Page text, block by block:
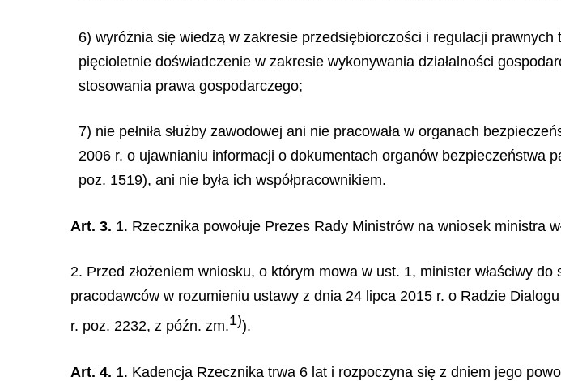
6) wyróżnia się wiedzą w zakresie przedsiębiorczości i regulacji
pięcioletnie doświadczenie w zakresie wykonywania działalności
stosowania prawa gospodarczego;
7) nie pełniła służby zawodowej ani nie pracowała w organach
2006 r. o ujawnianiu informacji o dokumentach organów bezpieczeństwa
poz. 1519), ani nie była ich współpracownikiem.
Art. 3. 1. Rzecznika powołuje Prezes Rady Ministrów na wniosek ministra
2. Przed złożeniem wniosku, o którym mowa w ust. 1, minister właściwy
pracodawców w rozumieniu ustawy z dnia 24 lipca 2015 r. o Radzie
r. poz. 2232, z późn. zm.1)).
Art. 4. 1. Kadencja Rzecznika trwa 6 lat i rozpoczyna się z dniem jego